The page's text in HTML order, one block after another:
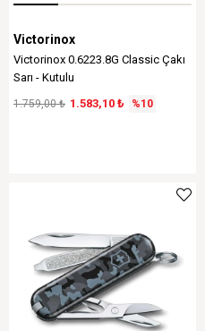
Victorinox
Victorinox 0.6223.8G Classic Çakı
Sarı - Kutulu
1.583,10 ₺
1.759,00 ₺ %10